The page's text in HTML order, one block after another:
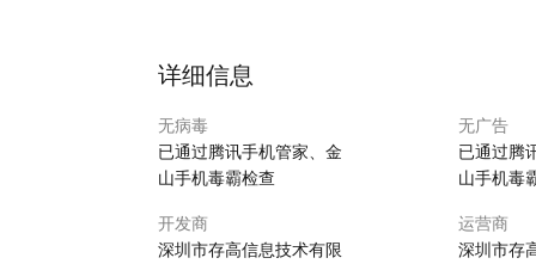
3、测试：输入男女双方的血型进行血型配对测试
快来下载测一测吧！
详细信息
无病毒
已通过腾讯手机管家、金
山手机毒霸检查
无广告
已通过腾
山手机毒
开发商
深圳市存高信息技术有限
运营商
深圳市存